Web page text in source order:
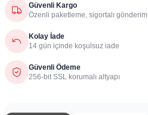
Güvenli Kargo
Özenli paketleme, sigortalı gönderim
Kolay İade
14 gün içinde koşulsuz iade
Güvenli Ödeme
256-bit SSL korumalı altyapı